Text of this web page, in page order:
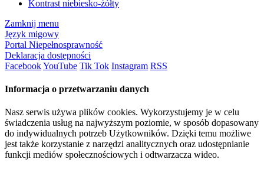
Kontrast niebiesko-żółty
Zamknij menu
Język migowy
Portal Niepełnosprawność
Deklaracja dostępności
FacebookYouTube Tik Tok Instagram RSS
Informacja o przetwarzaniu danych
Nasz serwis używa plików cookies. Wykorzystujemy je w celu
świadczenia usług na najwyższym poziomie, w sposób dopasowany
do indywidualnych potrzeb Użytkowników. Dzięki temu możliwe
jest także korzystanie z narzędzi analitycznych oraz udostępnianie
funkcji mediów społecznościowych i odtwarzacza wideo.